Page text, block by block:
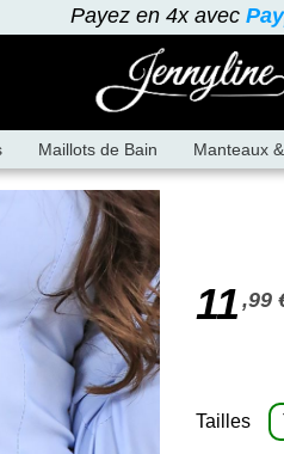
Payez en 4x avec
Maillots de Bain Manteaux
11 ,99
Tailles